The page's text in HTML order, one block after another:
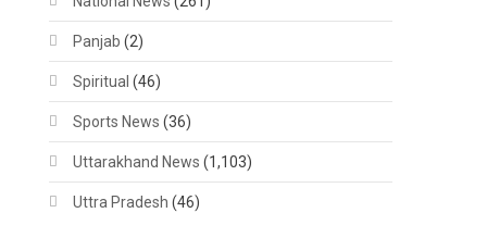
Panjab (2)
Spiritual (46)
Sports News (36)
Uttarakhand News (1,103)
Uttra Pradesh (46)